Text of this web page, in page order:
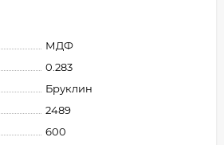
МДФ
0.283
Бруклин
2489
600